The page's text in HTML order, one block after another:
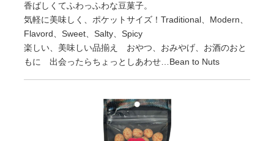
香ばしくてふわっふわな豆菓子。
気軽に美味しく、ポケットサイズ！Traditional、Modern、
Flavord、Sweet、Salty、Spicy
楽しい、美味しい品揃え おやつ、おみやげ、お酒のおと
もに 出会ったらちょっとしあわせ…Bean to Nuts